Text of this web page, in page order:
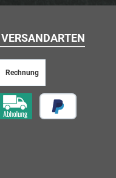
Rechnung
vor Ort